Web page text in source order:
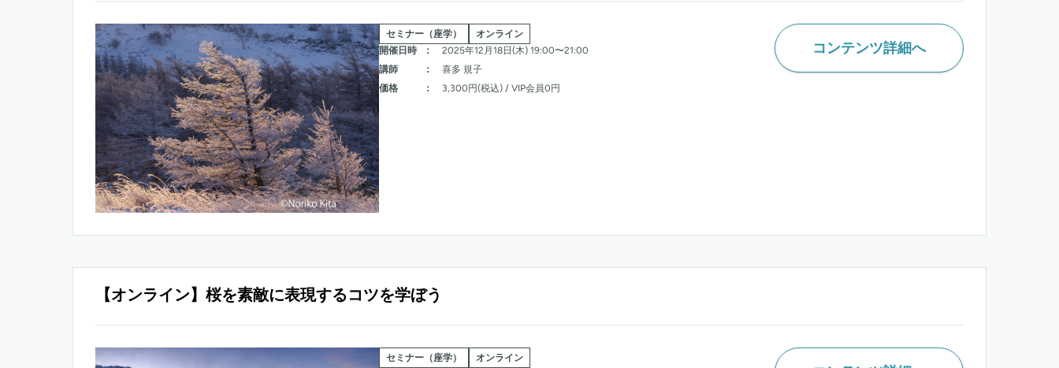
セミナー（座学）
オンライン
開催日時
：
2025年12月18日(木) 19:00〜21:00
講師
：
喜多 規子
価格
： 3,300円(税込) / VIP会員0円
コンテンツ詳細へ
【オンライン】桜を素敵に表現するコツを学ぼう
セミナー（座学） オンライン